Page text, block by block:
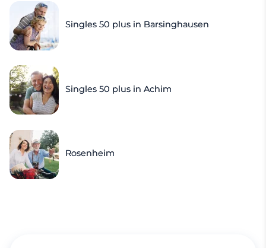
Singles 50 plus in Barsinghausen
Singles 50 plus in Achim
Rosenheim